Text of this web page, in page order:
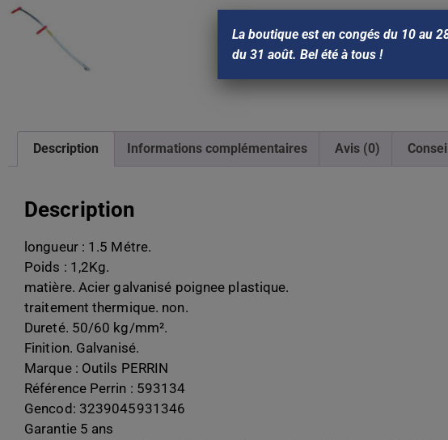
Description Informations complémentaires Avis (0)
Description
longueur : 1.5 Métre.
Poids : 1,2Kg.
matière. Acier galvanisé poignee plastique.
traitement thermique. non.
Dureté. 50/60 kg/mm².
Finition. Galvanisé.
Marque : Outils PERRIN
Référence Perrin : 593134
Gencod: 3239045931346
Garantie 5 ans
La boutique est en congés du 10 au
du 31 août. Bel été à tous !